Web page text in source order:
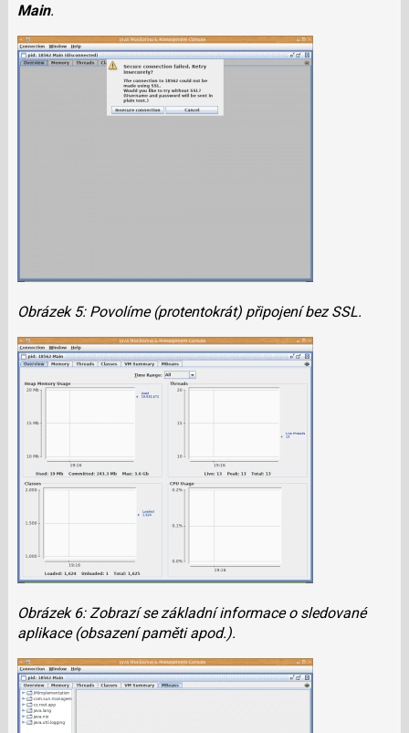
Main.
Obrázek 5: Povolíme (protentokrát) připojení bez SSL.
Obrázek 6: Zobrazí se základní informace o sledované
aplikace (obsazení paměti apod.).